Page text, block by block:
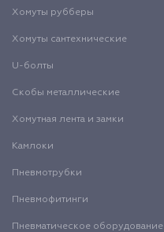
Хомуты рубберы
Хомуты сантехнические
U-болты
Скобы металлические
Хомутная лента и замки
Камлоки
Пневмотрубки
Пневмофитинги
Пневматическое оборудование